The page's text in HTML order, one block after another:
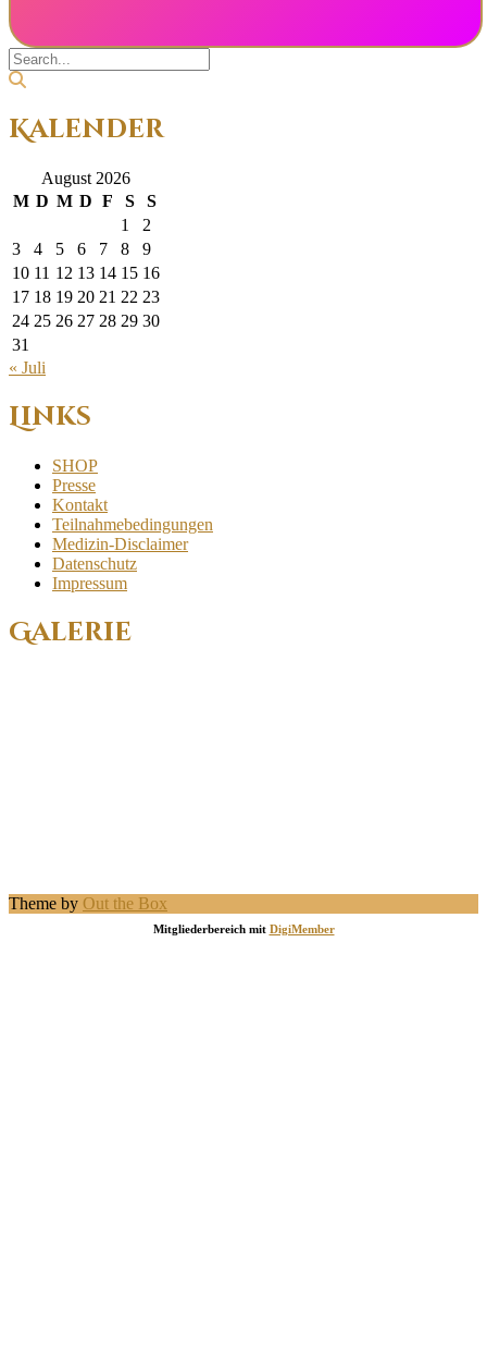
Kalender
August 2026
M D M D F S
S
1
2
3
4 5 6 7 8
9
10 11 12 13 14 15 16
17 18 19 20 21 22 23
24 25 26 27 28 29 30
31
« Juli
Links
SHOP
Presse
Kontakt
Teilnahmebedingungen
Medizin-Disclaimer
Datenschutz
Impressum
Galerie
Theme by Out the Box
Mitgliederbereich mit DigiMember